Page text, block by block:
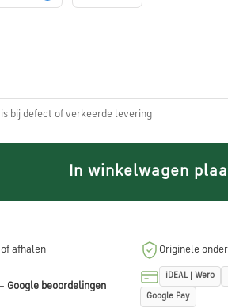
bij defect of verkeerde levering
In winkelwagen
of afhalen Originele
Google beoordelingen
iDEAL | Wero
Google Pay